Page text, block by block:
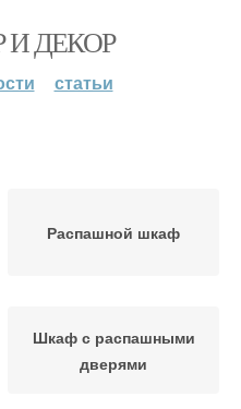
И ДЕКОР
статьи
Распашной шкаф
Шкаф с распашными
дверями